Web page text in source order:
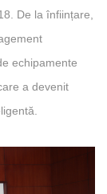
De la înființare,
echipamente
a devenit